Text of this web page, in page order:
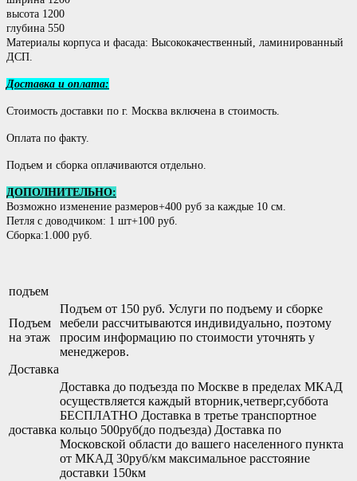
высота 1200
глубина 550
Материалы корпуса и фасада: Высококачественный, ламинированный
ДСП.
Доставка и оплата:
Стоимость доставки по г. Москва включена в стоимость.
Оплата по факту.
Подъем и сборка оплачиваются отдельно.
ДОПОЛНИТЕЛЬНО:
Возможно изменение размеров+400 руб за каждые 10 см.
Петля с доводчиком: 1 шт+100 руб.
Сборка:1.000 руб.
подъем
Подъем
на этаж
Подъем от 150 руб. Услуги по подъему и сборке
мебели рассчитываются индивидуально, поэтому
просим информацию по стоимости уточнять у
менеджеров.
Доставка
доставка
Доставка до подъезда по Москве в пределах МКАД
осуществляется каждый вторник,четверг,суббота
БЕСПЛАТНО Доставка в третье транспортное
кольцо 500руб(до подъезда) Доставка по
Московской области до вашего населенного пункта
от МКАД 30руб/км максимальное расстояние
доставки 150км